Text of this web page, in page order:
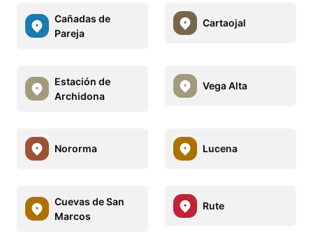
Cañadas de
Pareja
Cartaojal
Estación de
Archidona
Vega Alta
Nororma Lucena
Cuevas de San
Marcos
Rute